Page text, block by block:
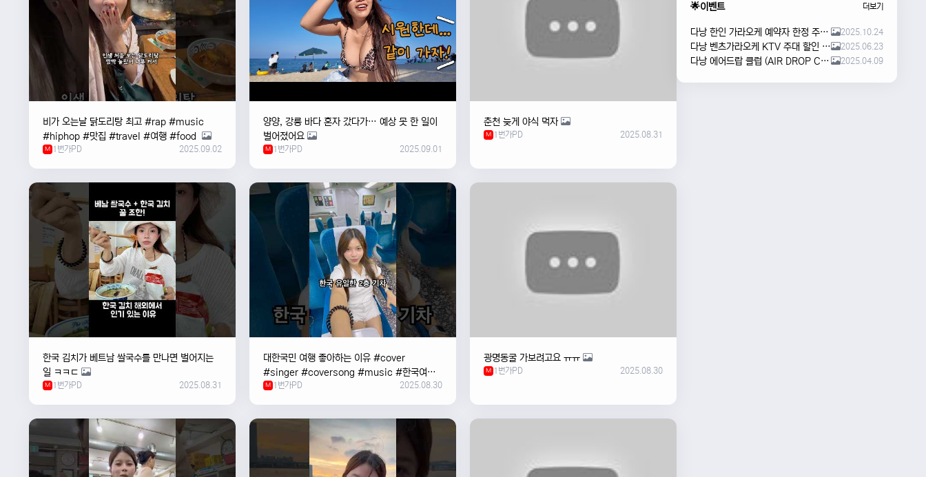
비가 오는날 ￼닭도리탕 최고 #rap #music
#hiphop #맛집 #travel #여행 #food ￼
M 1번가PD 2025.09.02
양양, 강릉 바다 혼자 갔다가… 예상 못 한 일이
벌어졌어요
M 1번가PD 2025.09.01
춘천 늦게 야식 먹자
M 1번가PD 2025.08.31
한국 김치가 베트남 쌀국수를 만나면 벌어지는
일 ㅋㅋㄷ
M 1번가PD 2025.08.31
대한국민 여행 좋아하는 이유 #cover
#singer #coversong #music #한국여행
#한국
M 1번가PD 2025.08.30
광명동굴 가보려고요 ㅠㅠ
M 1번가PD 2025.08.30
🌟이벤트 더보기
다낭 한인 가라오케 예약자 한정 주류 이벤트 안내 2025.10.24
다낭 벤츠가라오케 KTV 주대 할인 해피아워 이벤트 2025.06.23
다낭 에어드랍 클럽 (AIR DROP CLUB) 오픈 이벤트!! 2025.04.09